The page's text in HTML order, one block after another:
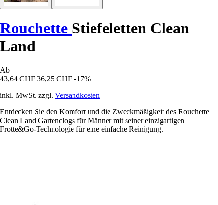
Rouchette Stiefeletten Clean
Land
Ab
43,64 CHF 36,25 CHF -17%
inkl. MwSt. zzgl. Versandkosten
Entdecken Sie den Komfort und die Zweckmäßigkeit des Rouchette
Clean Land Gartenclogs für Männer mit seiner einzigartigen
Frotte&Go-Technologie für eine einfache Reinigung.